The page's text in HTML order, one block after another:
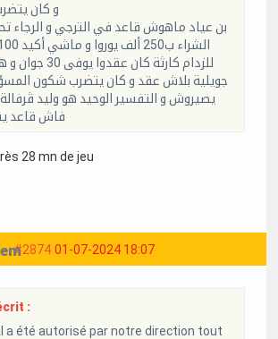
و كان
بن عياد ماهوش قاعد في الترجي و الرجاء
جويلية بلاش عقد و كان يتضرب شكون
يصيروش و التفسير الوحيد هو وليد
فاش قاعد
28 mn de jeu
#2874 01-07-2024 18:07
:
a été autorisé par notre direction tout